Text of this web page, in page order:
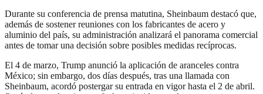
Durante su conferencia de prensa matutina, Sheinbaum destacó que,
además de sostener reuniones con los fabricantes de acero y
aluminio del país, su administración analizará el panorama comercial
antes de tomar una decisión sobre posibles medidas recíprocas.
El 4 de marzo, Trump anunció la aplicación de aranceles contra
México; sin embargo, dos días después, tras una llamada con
Sheinbaum, acordó postergar su entrada en vigor hasta el 2 de abril.